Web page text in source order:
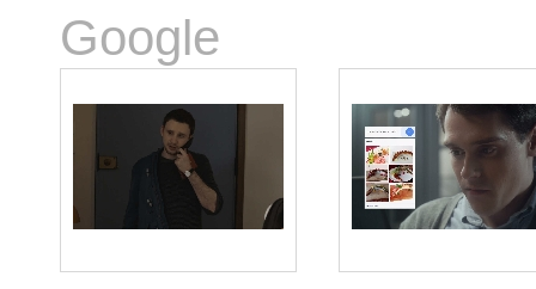
Google